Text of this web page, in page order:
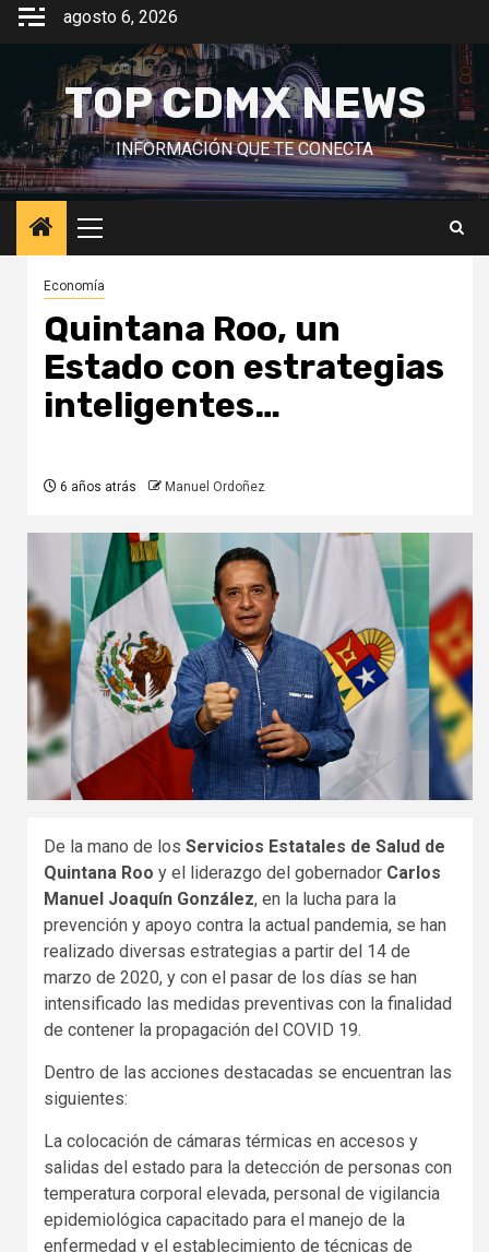
Saltar
contenido
agosto 6, 2026
TOP CDMX NEWS
INFORMACIÓN QUE TE CONECTA
Menú
principal
Economía
Quintana Roo, un
Estado con estrategias
inteligentes…
6 años atrás Manuel Ordoñez
De la mano de los Servicios Estatales de Salud de
Quintana Roo y el liderazgo del gobernador Carlos
Manuel Joaquín González, en la lucha para la
prevención y apoyo contra la actual pandemia, se han
realizado diversas estrategias a partir del 14 de
marzo de 2020, y con el pasar de los días se han
intensificado las medidas preventivas con la finalidad
de contener la propagación del COVID 19.
Dentro de las acciones destacadas se encuentran las
siguientes:
La colocación de cámaras térmicas en accesos y
salidas del estado para la detección de personas con
temperatura corporal elevada, personal de vigilancia
epidemiológica capacitado para el manejo de la
enfermedad y el establecimiento de técnicas de